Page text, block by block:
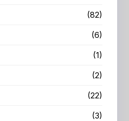
(82)
(6)
(1)
(2)
(22)
(3)